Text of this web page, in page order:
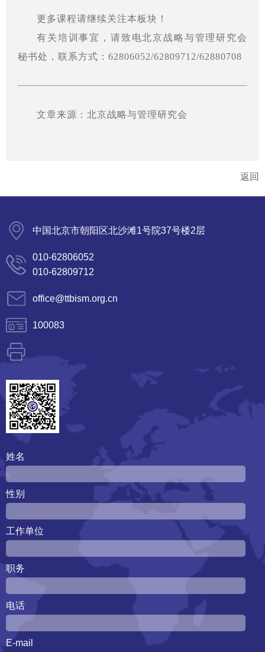
更多课程请继续关注本板块！
有关培训事宜，请致电北京战略与管理研究会
秘书处，联系方式：62806052/62809712/62880708
文章来源：北京战略与管理研究会
返回
中国北京市朝阳区北沙滩1号院37号楼2层
010-62806052
010-62809712
office@ttbism.org.cn
100083
姓名
性别
工作单位
职务
电话
E-mail